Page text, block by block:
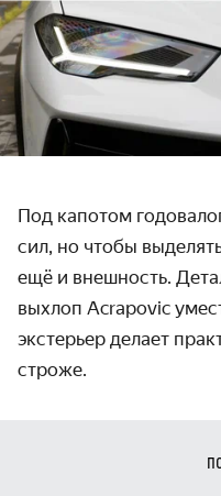
Под капотом
сил, но чтобы
ещё и внешность.
выхлоп Acrapovic
экстерьер делает
строже.